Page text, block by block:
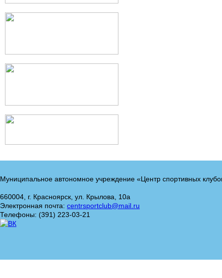
Муниципальное автономное учреждение «Центр спортивных
660004, г. Красноярск, ул. Крылова, 10а
Электронная почта: centrsportclub@mail.ru
Телефоны: (391) 223-03-21